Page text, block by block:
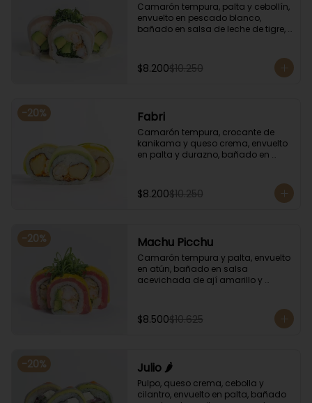
Camarón tempura, palta y cebollín,
envuelto en pescado blanco,
bañado en salsa de leche de tigre,
$8.200$10.250
-20% Fabri
Camarón tempura, crocante de
kanikama y queso crema, envuelto
en palta y durazno, bañado en
$8.200$10.250
-20% Machu Picchu
Camarón tempura y palta, envuelto
en atún, bañado en salsa
acevichada de ají amarillo y
$8.500$10.625
-20% Julio 🌶️
Pulpo, queso crema, cebolla y
cilantro, envuelto en palta, bañado